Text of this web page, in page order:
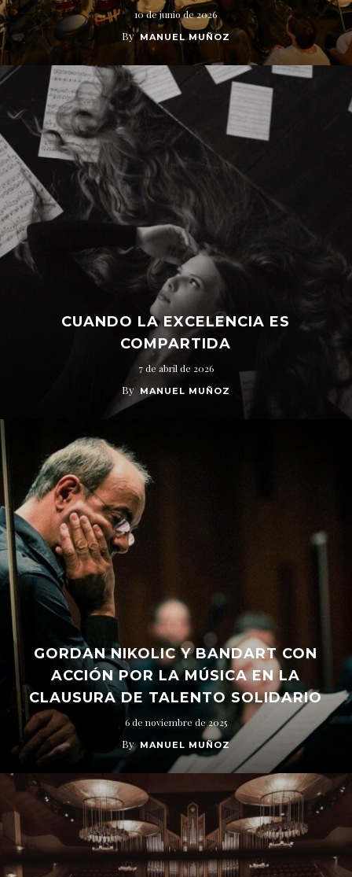
10 de junio de 2026
By MANUEL MUÑOZ
CUANDO LA EXCELENCIA ES
COMPARTIDA
7 de abril de 2026
By MANUEL MUÑOZ
GORDAN NIKOLIC Y BANDART CON
ACCIÓN POR LA MÚSICA EN LA
CLAUSURA DE TALENTO SOLIDARIO
6 de noviembre de 2025
By MANUEL MUÑOZ